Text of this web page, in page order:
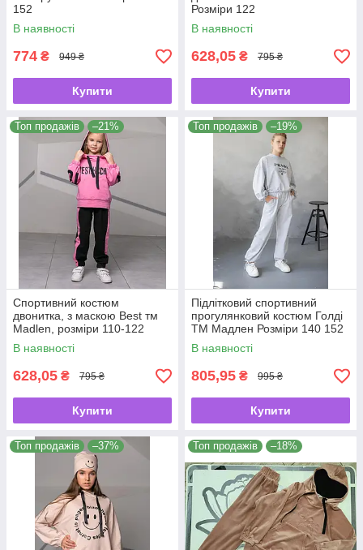
152
В наявності
774 ₴ 949 ₴
Купити
Розміри 122
В наявності
628,05 ₴ 795 ₴
Купити
Топ продажів –21%
Спортивний костюм
двонитка, з маскою Best тм
Madlen, розміри 110-122
В наявності
628,05 ₴ 795 ₴
Купити
Топ продажів –19%
Підлітковий спортивний
прогулянковий костюм Голді
ТМ Мадлен Розміри 140 152
В наявності
805,95 ₴ 995 ₴
Купити
Топ продажів –37% Топ продажів –18%